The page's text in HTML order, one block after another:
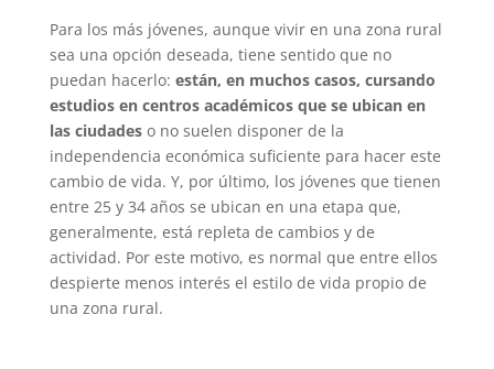
Para los más jóvenes, aunque vivir en una zona rural
sea una opción deseada, tiene sentido que no
puedan hacerlo: están, en muchos casos, cursando
estudios en centros académicos que se ubican en
las ciudadeso no suelen disponer de la
independencia económica suficiente para hacer este
cambio de vida. Y, por último, los jóvenes que tienen
entre 25 y 34 años se ubican en una etapa que,
generalmente, está repleta de cambios y de
actividad. Por este motivo, es normal que entre ellos
despierte menos interés el estilo de vida propio de
una zona rural.